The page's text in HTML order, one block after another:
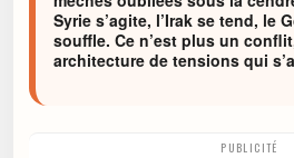
Syrie s’agite, l’Irak se tend, le
souffle. Ce n’est plus un
architecture de tensions qui
PUBLICITÉ